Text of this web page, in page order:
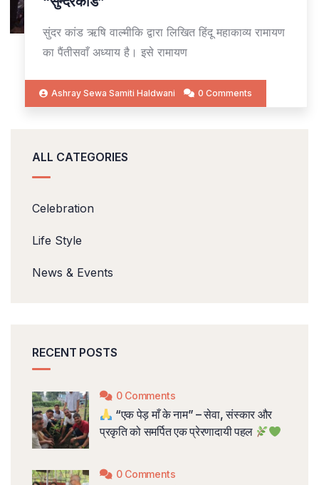
सुंदर कांड ऋषि वाल्मीकि द्वारा लिखित हिंदू महाकाव्य रामायण
का पैंतीसवाँ अध्याय है। इसे रामायण
Ashray Sewa Samiti Haldwani 0 Comments
ALL CATEGORIES
Celebration
Life Style
News & Events
RECENT POSTS
0 Comments
“एक पेड़ माँ के नाम” – सेवा, संस्कार और
प्रकृति को समर्पित एक प्रेरणादायी पहल
0 Comments